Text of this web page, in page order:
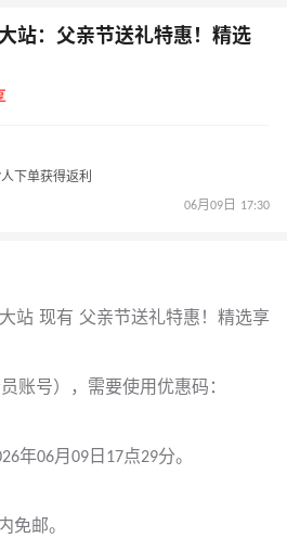
站：父亲节送礼特惠！精选
下单获得返利
06月09日 17:30
大站 现有 父亲节送礼特惠！精选享
账号），需要使用优惠码：
年06月09日17点29分。
免邮。